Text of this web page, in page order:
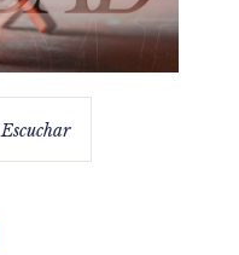
Escuchar